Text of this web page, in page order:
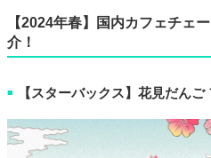
【2024年春】国内カフェチェ
介！
■ 【スターバックス】花見だんご